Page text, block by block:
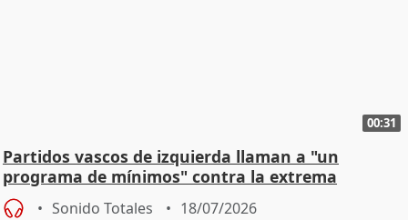
00:31
Partidos vascos de izquierda llaman a "un
programa de mínimos" contra la extrema
derecha
Sonido Totales 18/07/2026